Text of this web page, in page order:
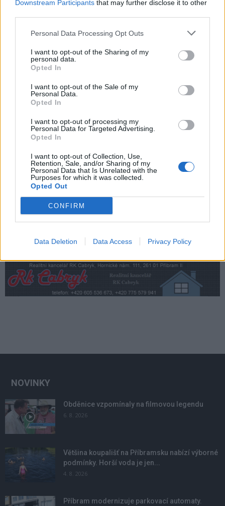
Downstream Participants that may further disclose it to other
Personal Data Processing Opt Outs
I want to opt-out of the Sharing of my
personal data.
Opted In
I want to opt-out of the Sale of my
Personal Data.
Opted In
I want to opt-out of processing my
Personal Data for Targeted Advertising.
Opted In
I want to opt-out of Collection, Use,
Retention, Sale, and/or Sharing of my
Personal Data that Is Unrelated with the
Purposes for which it was collected.
Opted Out
CONFIRM
Data Deletion Data Access Privacy Policy
SOUVISEJÍCÍ ČLÁNKY
VÍCE OD AUTORA
Zpravodajství
výborné podmínky. Horší voda je jen na
Živohošti
Zpravodajství
Příbram modernizuje parkovací automaty.
Přibudou i tři nové poblíž Svaté Hory
Zpravodajství
Obce nově získají body i za předcházení
vzniku odpadu
NOVINKY
Obděnice vzpomínaly na filmovou legendu
6. 8. 2026
Většina koupališť na Příbramsku nabízí výborné
podmínky. Horší voda je jen...
4. 8. 2026
Příbram modernizuje parkovací automaty.